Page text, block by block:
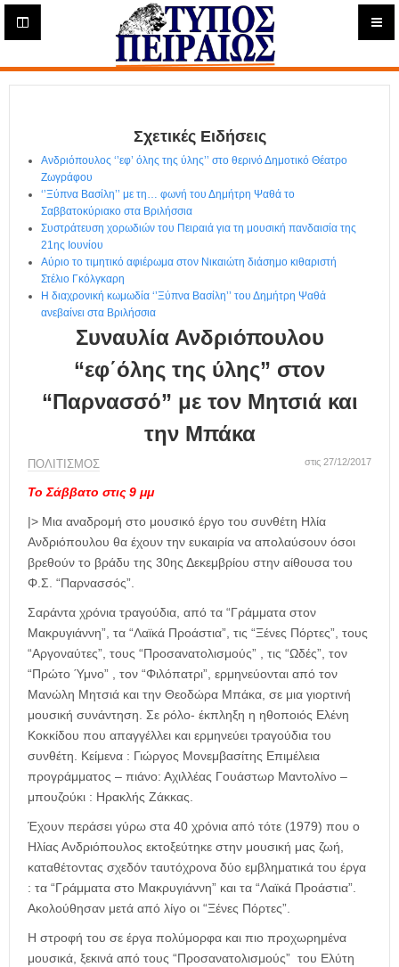
Η
ε
ρ
Σχετικές Ειδήσεις
Ανδριόπουλος ‘’εφ’ όλης της ύλης’’ στο θερινό Δημοτικό Θέατρο
Ζωγράφου
‘’Ξύπνα Βασίλη’’ με τη… φωνή του Δημήτρη Ψαθά το
Σαββατοκύριακο στα Βριλήσσια
Συστράτευση χορωδιών του Πειραιά για τη μουσική πανδαισία της
21ης Ιουνίου
Αύριο το τιμητικό αφιέρωμα στον Νικαιώτη διάσημο κιθαριστή
Στέλιο Γκόλγκαρη
Η διαχρονική κωμωδία ‘’Ξύπνα Βασίλη’’ του Δημήτρη Ψαθά
ανεβαίνει στα Βριλήσσια
Συναυλία Ανδριόπουλου
“εφ΄όλης της ύλης” στον
“Παρνασσό” με τον Μητσιά και
την Μπάκα
ΠΟΛΙΤΙΣΜΟΣ στις 27/12/2017
Το Σάββατο στις 9 μμ
|> Μια αναδρομή στο μουσικό έργο του συνθέτη Ηλία
Ανδριόπουλου θα έχουν την ευκαιρία να απολαύσουν όσοι
βρεθούν το βράδυ της 30ης Δεκεμβρίου στην αίθουσα του
Φ.Σ. “Παρνασσός”.
Σαράντα χρόνια τραγούδια, από τα “Γράμματα στον
Μακρυγιάννη”, τα “Λαϊκά Προάστια”, τις “Ξένες Πόρτες”, τους
“Αργοναύτες”, τους “Προσανατολισμούς” , τις “Ωδές”, τον
“Πρώτο Ύμνο” , τον “Φιλόπατρι”, ερμηνεύονται από τον
Μανώλη Μητσιά και την Θεοδώρα Μπάκα, σε μια γιορτινή
μουσική συνάντηση. Σε ρόλο- έκπληξη η ηθοποιός Ελένη
Κοκκίδου που απαγγέλλει και ερμηνεύει τραγούδια του
συνθέτη. Κείμενα : Γιώργος Μονεμβασίτης Επιμέλεια
προγράμματος – πιάνο: Αχιλλέας Γουάστωρ Μαντολίνο –
μπουζούκι : Ηρακλής Ζάκκας.
Έχουν περάσει γύρω στα 40 χρόνια από τότε (1979) που ο
Ηλίας Ανδριόπουλος εκτοξεύτηκε στην μουσική μας ζωή,
καταθέτοντας σχεδόν ταυτόχρονα δύο εμβληματικά του έργα
: τα “Γράμματα στο Μακρυγιάννη” και τα “Λαϊκά Προάστια”.
Ακολούθησαν μετά από λίγο οι “Ξένες Πόρτες”.
Η στροφή του σε έργα πολύμορφα και πιο προχωρημένα
μουσικά, ξεκινά από τους “Προσανατολισμούς” του Ελύτη